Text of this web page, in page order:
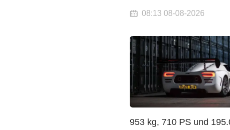
08:13 08-08-2026
953 kg, 710 PS und